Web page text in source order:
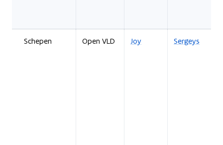
Schepen Open VLD Joy Sergeys